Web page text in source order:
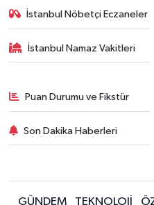
İstanbul Nöbetçi Eczaneler
İstanbul Namaz Vakitleri
Puan Durumu ve Fikstür
Son Dakika Haberleri
GÜNDEM TEKNOLOJİ